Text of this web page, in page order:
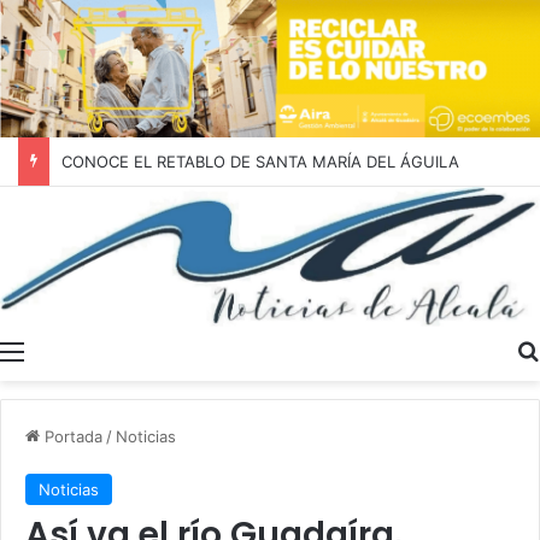
CONOCE EL RETABLO DE SANTA MARÍA DEL ÁGUILA
Portada / Noticias
Noticias